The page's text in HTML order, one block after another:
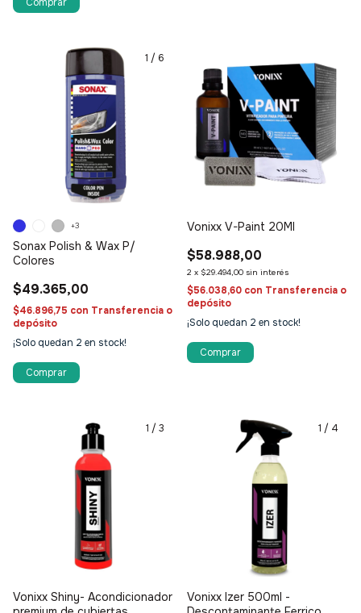
1 / 6
Sonax Polish & Wax P/
Colores
$49.365,00
$46.896,75 con Transferencia o
depósito
¡Solo quedan 2 en stock!
+3
Comprar
Vonixx V-Paint 20Ml
$58.988,00
2 x $29.494,00 sin interés
$56.038,60 con Transferencia o
depósito
¡Solo quedan 2 en stock!
1 / 3
Vonixx Shiny- Acondicionador
1 / 4
Vonixx Izer 500ml -
OFERTA ESPECIAL
Prueba tu suerte y consigue descuentos increíbles
5% OFF
ENVIO GRATIS